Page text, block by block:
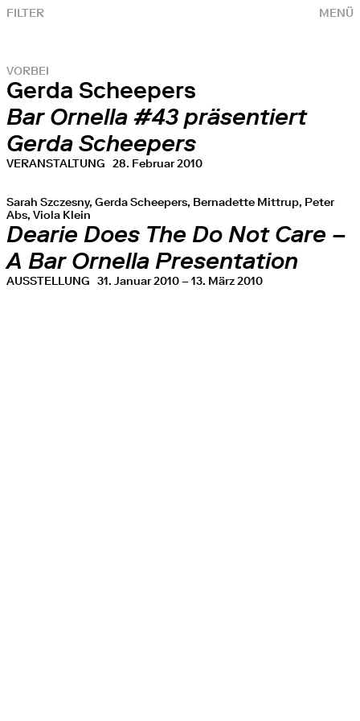
MENÜ
FILTER
VORBEI
Gerda Scheepers
Bar Ornella #43 präsentiert
Gerda Scheepers
VERANSTALTUNG 28. Februar 2010
Sarah Szczesny, Gerda Scheepers, Bernadette Mittrup, Peter
Abs, Viola Klein
Dearie Does The Do Not Care –
A Bar Ornella Presentation
AUSSTELLUNG 31. Januar 2010 – 13. März 2010